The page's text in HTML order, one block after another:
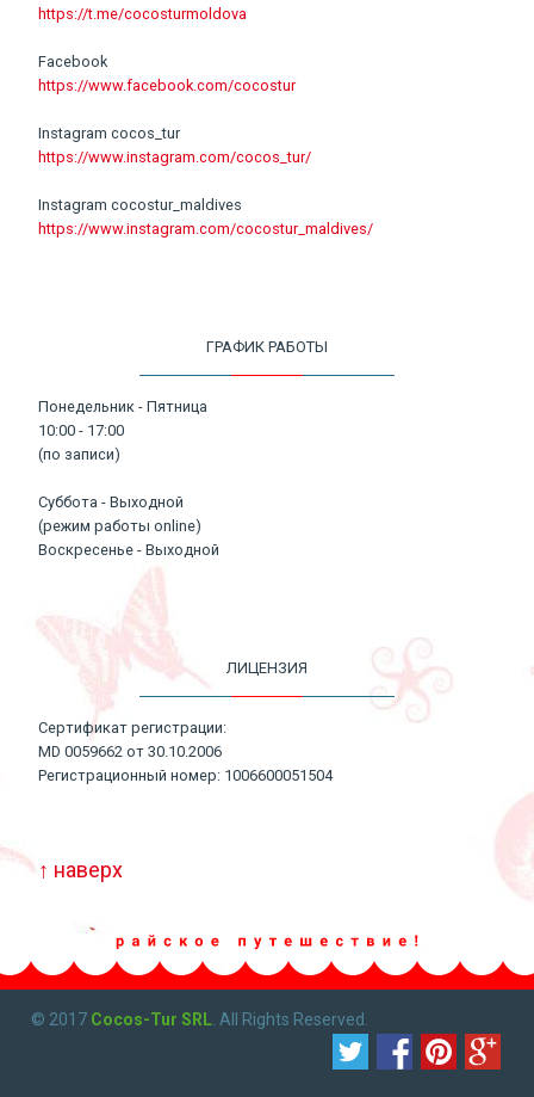
https://t.me/cocosturmoldova
Facebook
https://www.facebook.com/cocostur
Instagram cocos_tur
https://www.instagram.com/cocos_tur/
Instagram cocostur_maldives
https://www.instagram.com/cocostur_maldives/
ГРАФИК РАБОТЫ
Понедельник - Пятница
10:00 - 17:00
(по записи)
Суббота - Выходной
(режим работы online)
Воскресенье - Выходной
ЛИЦЕНЗИЯ
Сертификат регистрации:
MD 0059662 от 30.10.2006
Регистрационный номер: 1006600051504
↑ наверх
© 2017 Cocos-Tur SRL . All Rights Reserved.